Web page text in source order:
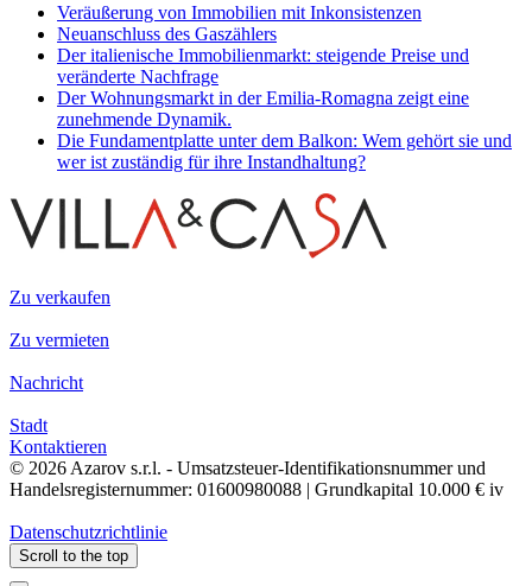
Veräußerung von Immobilien mit Inkonsistenzen
Neuanschluss des Gaszählers
Der italienische Immobilienmarkt: steigende Preise und
veränderte Nachfrage
Der Wohnungsmarkt in der Emilia-Romagna zeigt eine
zunehmende Dynamik.
Die Fundamentplatte unter dem Balkon: Wem gehört sie und
wer ist zuständig für ihre Instandhaltung?
Zu verkaufen
Zu vermieten
Nachricht
Stadt
Kontaktieren
© 2026 Azarov s.r.l. - Umsatzsteuer-Identifikationsnummer und
Handelsregisternummer: 01600980088 | Grundkapital 10.000 € iv
Datenschutzrichtlinie
Scroll to the top